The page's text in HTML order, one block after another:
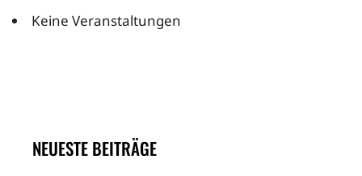
Keine Veranstaltungen
NEUESTE BEITRÄGE